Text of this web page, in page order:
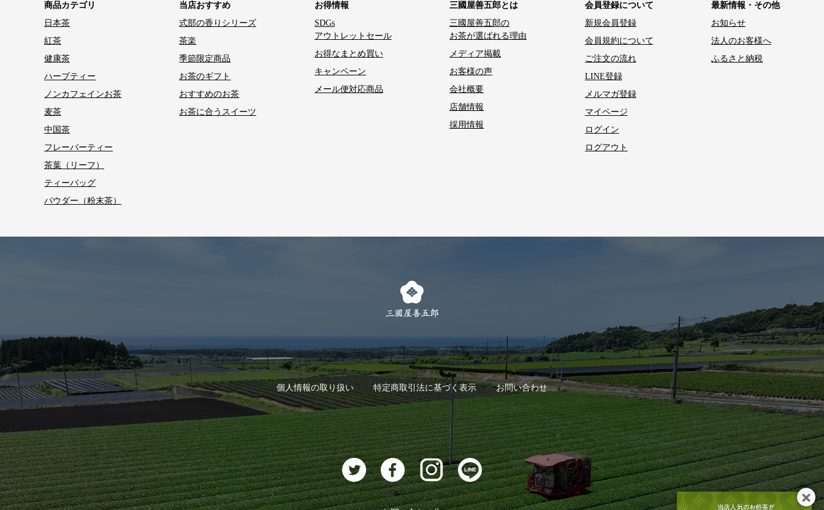
商品カテゴリ
日本茶
紅茶
健康茶
ハーブティー
ノンカフェインお茶
麦茶
中国茶
フレーバーティー
茶葉（リーフ）
ティーバッグ
パウダー（粉末茶）
当店おすすめ
式部の香りシリーズ
茶楽
季節限定商品
お茶のギフト
おすすめのお茶
お茶に合うスイーツ
お得情報
SDGs
アウトレットセール
お得なまとめ買い
キャンペーン
メール便対応商品
三國屋善五郎とは
三國屋善五郎の
お茶が選ばれる理由
メディア掲載
お客様の声
会社概要
店舗情報
採用情報
会員登録について
新規会員登録
会員規約について
ご注文の流れ
LINE登録
メルマガ登録
マイページ
ログイン
ログアウト
最新情報・その他
お知らせ
法人のお客様へ
ふるさと納税
個人情報の取り扱い 特定商取引法に基づく表示 お問い合わせ